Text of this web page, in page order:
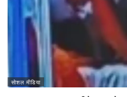
सोशल मीडिया